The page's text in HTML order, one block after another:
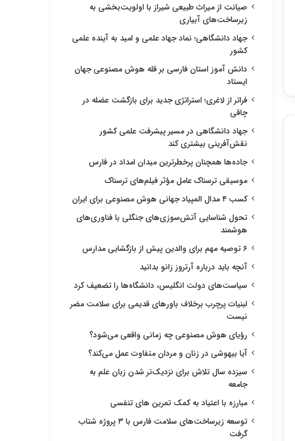
صیانت از میراث طبیعی شیراز با اولویت‌بخشی به
زیرساخت‌های آبیاری
جهاد دانشگاهی؛ نماد جهاد علمی و امید به آینده علمی
کشور
دانش آموز استان فارسی بر قله هوش مصنوعی جهان
ایستاد
فراتر از لاغری؛ استراتژی جدید برای بازگشت عضله در
چاقی
جهاد دانشگاهی در مسیر پیشرفت علمی کشور
نقش‌آفرینی بیشتری کند
جاده‌ها همچنان پرخطرترین میدان امداد در فارس
موسیقی ترسناک عامل مؤثر فیلم‌های ترسناک
کسب ۴ مدال المپیاد جهانی هوش مصنوعی برای ایران
تحول شناسایی آتش‌سوزی‌های جنگلی با فناوری‌های
هوشمند
۶ توصیه مهم برای والدین پیش از بازگشایی مدارس
آنچه باید درباره آرتروز زانو بدانید
سیاست‌های دولت انگلیس، دانشگاه‌ها را تضعیف کرد
لبنیات پرچرب برخلاف باورهای قدیمی برای سلامت مضر
نیست
رؤیای هوش مصنوعی چه زمانی واقعی می‌شود؟
آیا بیهوشی در زنان و مردان متفاوت عمل می‌کند؟
سیزده سال تلاش برای نزدیک‌تر شدن زبان علم به
جامعه
مبارزه با اعتیاد به کمک تمرین های تنفسی
توسعه زیرساخت‌های سلامت فارس با ۳ پروژه شتاب
گرفت